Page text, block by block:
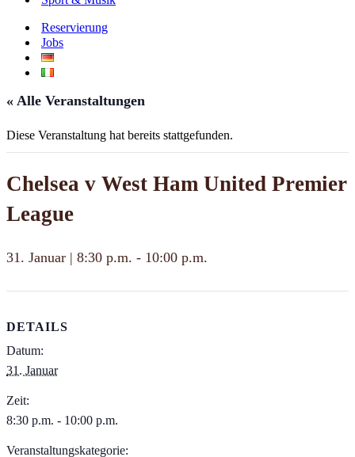
Reservierung
Jobs
« Alle Veranstaltungen
Diese Veranstaltung hat bereits stattgefunden.
Chelsea v West Ham United Premier
League
31. Januar | 8:30 p.m. - 10:00 p.m.
DETAILS
Datum:
31. Januar
Zeit:
8:30 p.m. - 10:00 p.m.
Veranstaltungskategorie: